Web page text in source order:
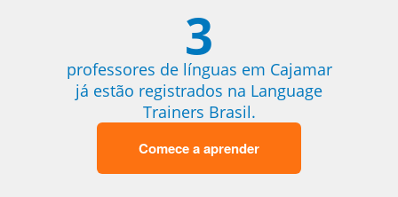
3
professores de línguas em Cajamar
já estão registrados na Language
Trainers Brasil.
Comece a aprender